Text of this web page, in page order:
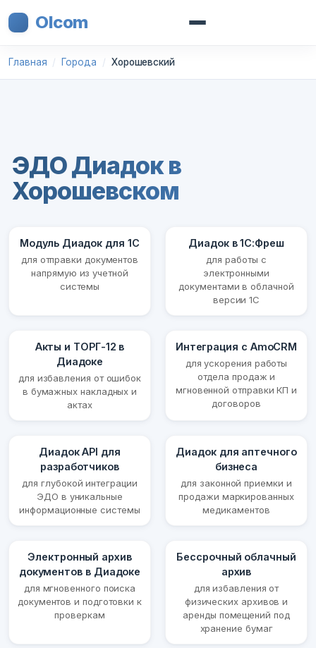
Olcom
Главная Города Хорошевский
ЭДО Диадок в
Хорошевском
Модуль Диадок для 1С
для отправки документов
напрямую из учетной
системы
Диадок в 1С:Фреш
для работы с
электронными
документами в облачной
версии 1С
Акты и ТОРГ-12 в
Диадоке
для избавления от ошибок
в бумажных накладных и
актах
Интеграция с AmoCRM
для ускорения работы
отдела продаж и
мгновенной отправки КП и
договоров
Диадок API для
разработчиков
для глубокой интеграции
ЭДО в уникальные
информационные системы
Диадок для аптечного
бизнеса
для законной приемки и
продажи маркированных
медикаментов
Электронный архив
документов в Диадоке
для мгновенного поиска
документов и подготовки к
проверкам
Бессрочный облачный
архив
для избавления от
физических архивов и
аренды помещений под
хранение бумаг